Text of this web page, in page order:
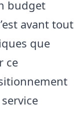
budget
avant tout
que
ce